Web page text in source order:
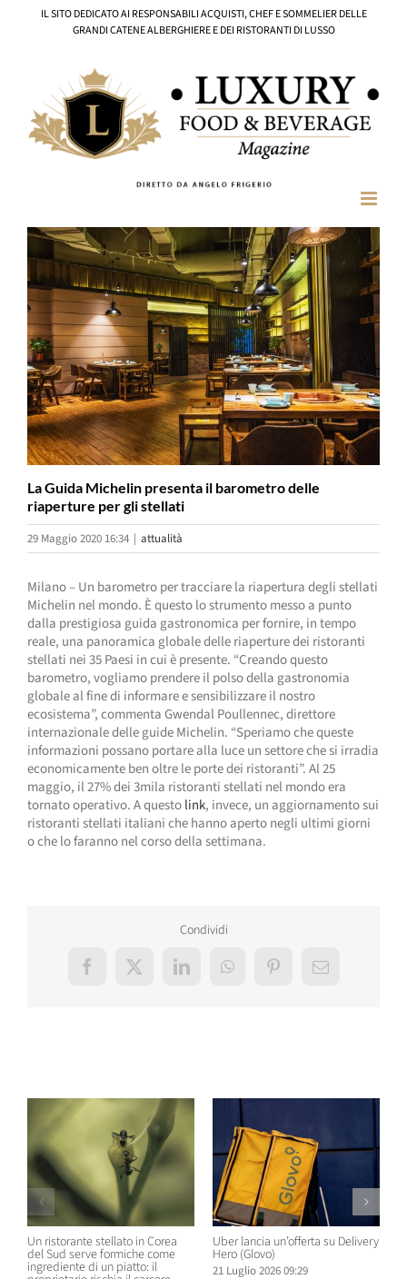
IL SITO DEDICATO AI RESPONSABILI ACQUISTI, CHEF E SOMMELIER DELLE
GRANDI CATENE ALBERGHIERE E DEI RISTORANTI DI LUSSO
Ingrandisci
immagine
La Guida Michelin presenta il barometro delle
riaperture per gli stellati
29 Maggio 2020 16:34 | attualità
Milano – Un barometro per tracciare la riapertura degli stellati
Michelin nel mondo. È questo lo strumento messo a punto
dalla prestigiosa guida gastronomica per fornire, in tempo
reale, una panoramica globale delle riaperture dei ristoranti
stellati nei 35 Paesi in cui è presente. “Creando questo
barometro, vogliamo prendere il polso della gastronomia
globale al fine di informare e sensibilizzare il nostro
ecosistema”, commenta Gwendal Poullennec, direttore
internazionale delle guide Michelin. “Speriamo che queste
informazioni possano portare alla luce un settore che si irradia
economicamente ben oltre le porte dei ristoranti”. Al 25
maggio, il 27% dei 3mila ristoranti stellati nel mondo era
tornato operativo. A questolink, invece, un aggiornamento sui
ristoranti stellati italiani che hanno aperto negli ultimi giorni
o che lo faranno nel corso della settimana.
Condividi
Facebook
X LinkedInWhatsAppPinterestEmail
Un ristorante stellato in Corea
del Sud serve formiche come
ingrediente di un piatto: il
Uber lancia un’offerta su Delivery
Hero (Glovo)
21 Luglio 2026 09:29